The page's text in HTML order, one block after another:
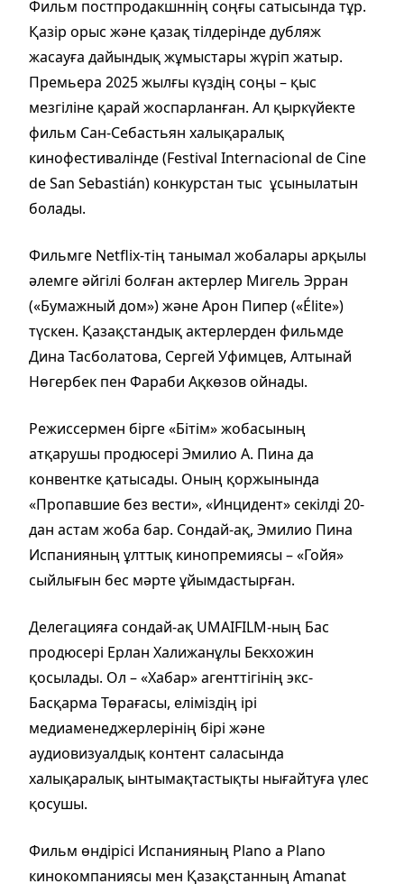
Фильм постпродакшннің соңғы сатысында тұр.
Қазір орыс және қазақ тілдерінде дубляж
жасауға дайындық жұмыстары жүріп жатыр.
Премьера 2025 жылғы күздің соңы – қыс
мезгіліне қарай жоспарланған. Ал қыркүйекте
фильм Сан-Себастьян халықаралық
кинофестивалінде (Festival Internacional de Cine
de San Sebastián) конкурстан тыс ұсынылатын
болады.
Фильмге Netflix-тің танымал жобалары арқылы
әлемге әйгілі болған актерлер Мигель Эрран
(«Бумажный дом») және Арон Пипер («Élite»)
түскен. Қазақстандық актерлерден фильмде
Дина Тасболатова, Сергей Уфимцев, Алтынай
Нөгербек пен Фараби Ақкөзов ойнады.
Режиссермен бірге «Бітім» жобасының
атқарушы продюсері Эмилио А. Пина да
конвентке қатысады. Оның қоржынында
«Пропавшие без вести», «Инцидент» секілді 20-
дан астам жоба бар. Сондай-ақ, Эмилио Пина
Испанияның ұлттық кинопремиясы – «Гойя»
сыйлығын бес мәрте ұйымдастырған.
Делегацияға сондай-ақ UMAIFILM-ның Бас
продюсері Ерлан Халижанұлы Бекхожин
қосылады. Ол – «Хабар» агенттігінің экс-
Басқарма Төрағасы, еліміздің ірі
медиаменеджерлерінің бірі және
аудиовизуалдық контент саласында
халықаралық ынтымақтастықты нығайтуға үлес
қосушы.
Фильм өндірісі Испанияның Plano a Plano
кинокомпаниясы мен Қазақстанның Amanat